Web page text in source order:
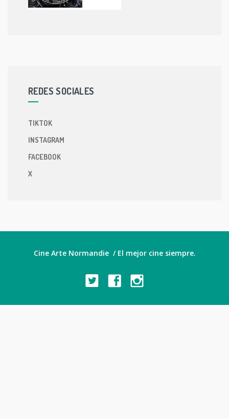
REDES SOCIALES
TIKTOK
INSTAGRAM
FACEBOOK
X
Cine Arte Normandie / El mejor cine siempre.